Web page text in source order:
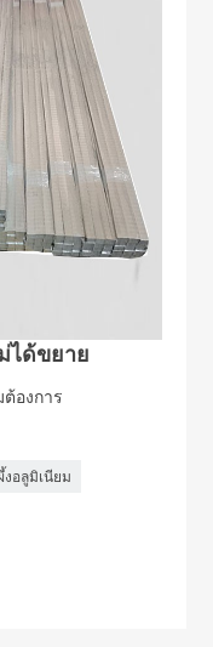
ได้ขยาย
องการ
อลูมิเนียม